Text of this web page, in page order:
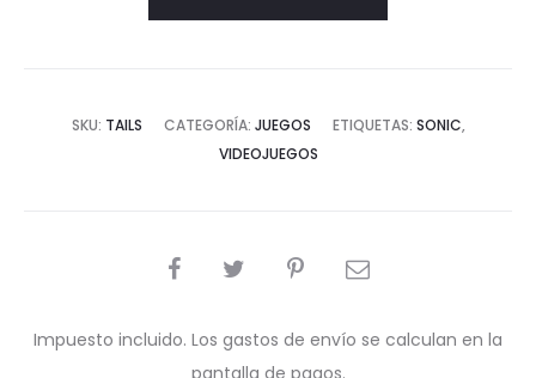
SKU: TAILS CATEGORÍA: JUEGOS ETIQUETAS: SONIC,
VIDEOJUEGOS
COMPARTIR
Impuesto incluido. Los gastos de envío se calculan en la
pantalla de pagos.